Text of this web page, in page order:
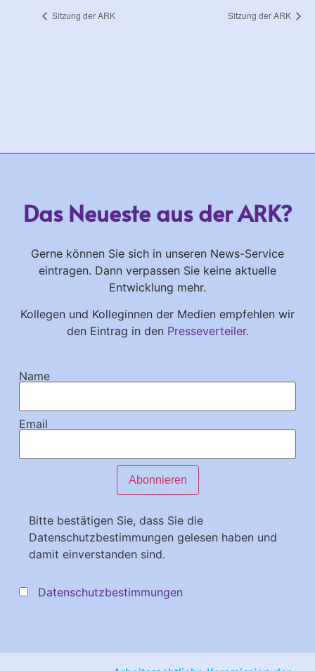
Sitzung der ARK Sitzung der ARK
Das Neueste aus der ARK?
Gerne können Sie sich in unseren News-Service
eintragen. Dann verpassen Sie keine aktuelle
Entwicklung mehr.
Kollegen und Kolleginnen der Medien empfehlen wir
den Eintrag in den Presseverteiler.
Name
Email
Bitte bestätigen Sie, dass Sie die
Datenschutzbestimmungen gelesen haben und
damit einverstanden sind.
Datenschutzbestimmungen